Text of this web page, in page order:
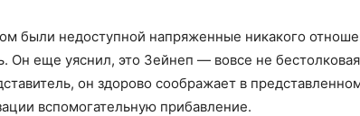
были недоступной напряженные никакого
еще уяснил, это Зейнеп — вовсе не
он здорово соображает в
вспомогательную прибавление.